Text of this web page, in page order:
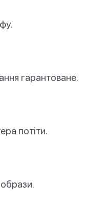
гарантоване.
потіти.